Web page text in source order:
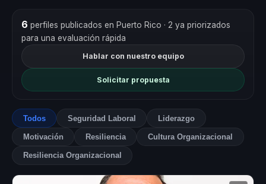
6 perfiles publicados en Puerto Rico · 2 ya priorizados
para una evaluación rápida
Hablar con nuestro equipo
Solicitar propuesta
Todos Seguridad Laboral Liderazgo
Motivación Resiliencia Cultura Organizacional
Resiliencia Organizacional